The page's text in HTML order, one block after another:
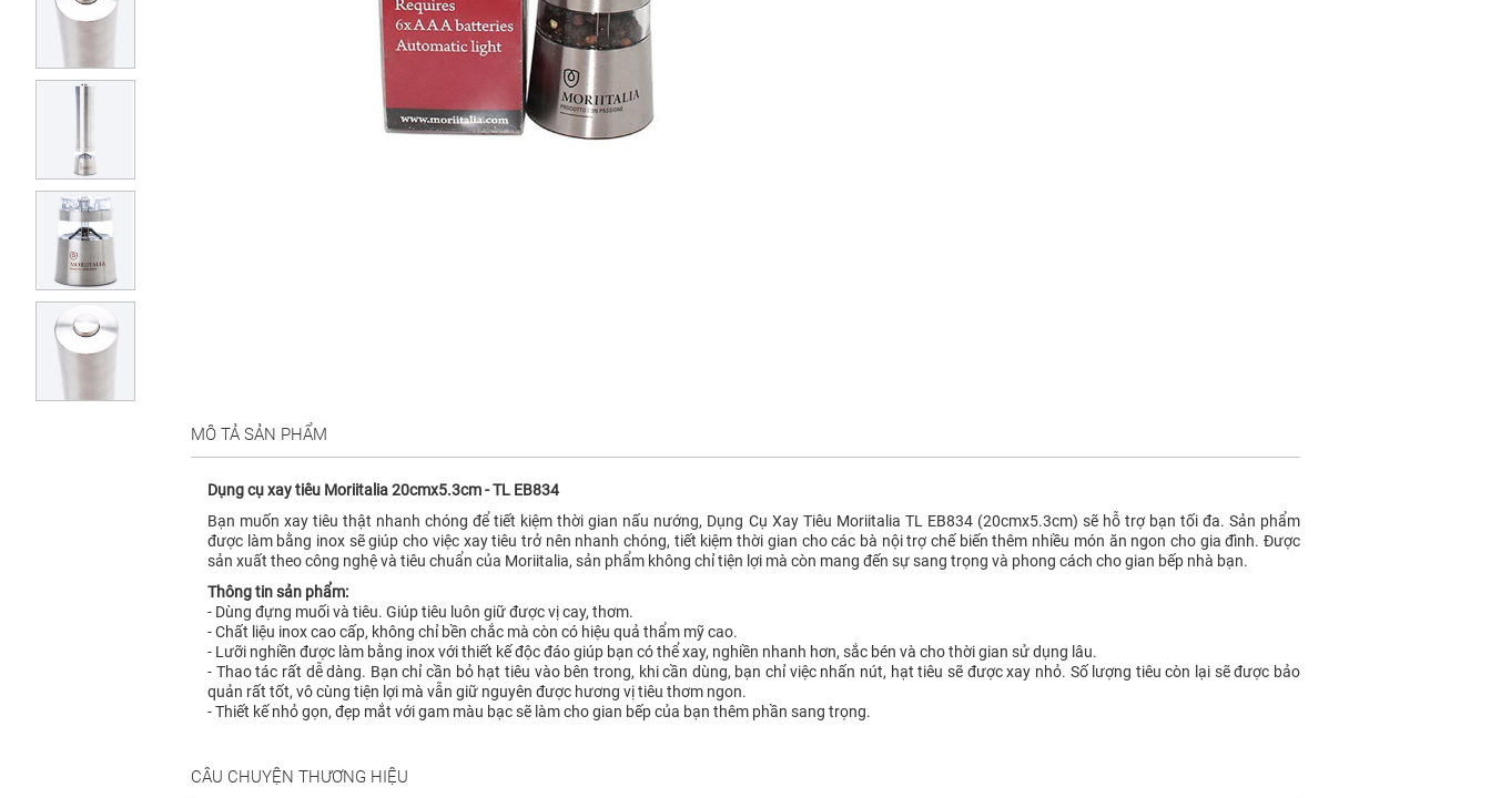
MÔ TẢ SẢN PHẨM
Dụng cụ xay tiêu Moriitalia 20cmx5.3cm - TL EB834
Bạn muốn xay tiêu thật nhanh chóng để tiết kiệm thời gian nấu nướng, Dụng Cụ Xay Tiêu Moriitalia TL EB834 (20cmx5.3cm) sẽ hỗ trợ bạn tối đa. Sản phẩm
được làm bằng inox sẽ giúp cho việc xay tiêu trở nên nhanh chóng, tiết kiệm thời gian cho các bà nội trợ chế biến thêm nhiều món ăn ngon cho gia đình. Được
sản xuất theo công nghệ và tiêu chuẩn của Moriitalia, sản phẩm không chỉ tiện lợi mà còn mang đến sự sang trọng và phong cách cho gian bếp nhà bạn.
Thông tin sản phẩm:
- Dùng đựng muối và tiêu. Giúp tiêu luôn giữ được vị cay, thơm.
- Chất liệu inox cao cấp, không chỉ bền chắc mà còn có hiệu quả thẩm mỹ cao.
- Lưỡi nghiền được làm bằng inox với thiết kế độc đáo giúp bạn có thể xay, nghiền nhanh hơn, sắc bén và cho thời gian sử dụng lâu.
- Thao tác rất dễ dàng. Bạn chỉ cần bỏ hạt tiêu vào bên trong, khi cần dùng, bạn chỉ việc nhấn nút, hạt tiêu sẽ được xay nhỏ. Số lượng tiêu còn lại sẽ được bảo
quản rất tốt, vô cùng tiện lợi mà vẫn giữ nguyên được hương vị tiêu thơm ngon.
- Thiết kế nhỏ gọn, đẹp mắt với gam màu bạc sẽ làm cho gian bếp của bạn thêm phần sang trọng.
CÂU CHUYỆN THƯƠNG HIỆU